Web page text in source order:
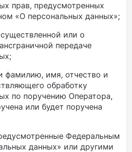
прав, предусмотренных
«О персональных данных»;
или о
передаче
фамилию, имя, отчество и
обработку
по поручению Оператора,
или будет поручена
Федеральным
данных» или другими